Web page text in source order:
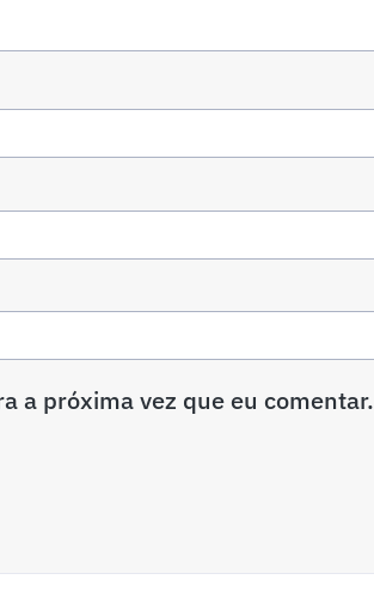
a próxima vez que eu comentar.